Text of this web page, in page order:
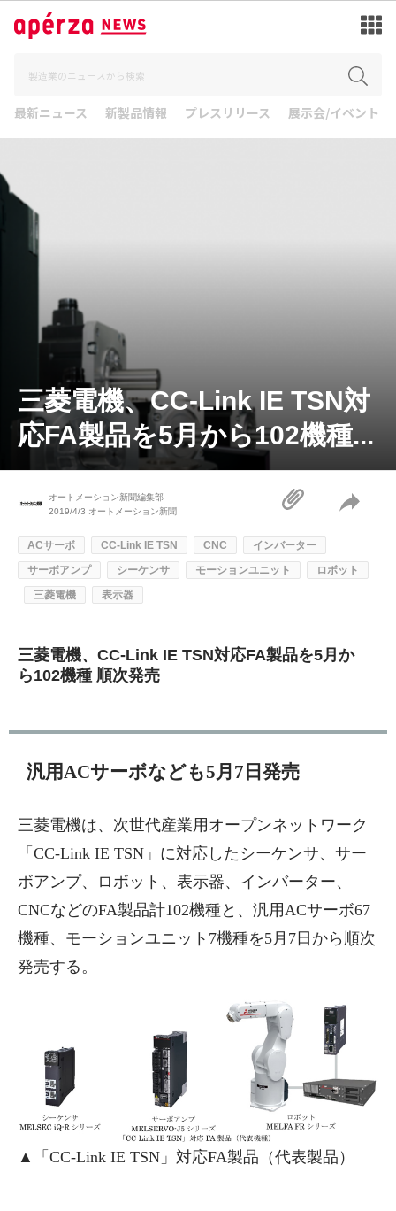
最新ニュース 新製品情報 プレスリリース 展示会/イベント
三菱電機、CC-Link IE TSN対
応FA製品を5月から102機種...
オートメーション新聞編集部
2019/4/3 オートメーション新聞
ACサーボ CC-Link IE TSN CNC
インバーター
サーボアンプ
シーケンサ モーションユニット
ロボット
三菱電機
表示器
三菱電機、CC-Link IE TSN対応FA製品を5月か
ら102機種 順次発売
汎用ACサーボなども5月7日発売
三菱電機は、次世代産業用オープンネットワーク
「CC-Link IE TSN」に対応したシーケンサ、サー
ボアンプ、ロボット、表示器、インバーター、
CNCなどのFA製品計102機種と、汎用ACサーボ67
機種、モーションユニット7機種を5月7日から順次
発売する。
▲「CC-Link IE TSN」対応FA製品（代表製品）